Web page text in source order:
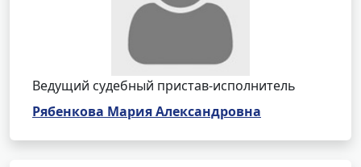
Ведущий судебный пристав-исполнитель
Рябенкова Мария Александровна